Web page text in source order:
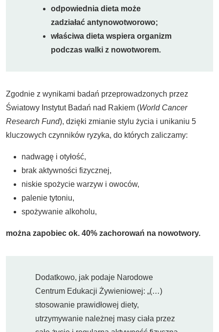
odpowiednia dieta może
zadziałać antynowotworowo;
właściwa dieta wspiera organizm
podczas walki z nowotworem.
Zgodnie z wynikami badań przeprowadzonych przez
Światowy Instytut Badań nad Rakiem (World Cancer
Research Fund), dzięki zmianie stylu życia i unikaniu 5
kluczowych czynników ryzyka, do których zaliczamy:
nadwagę i otyłość,
brak aktywności fizycznej,
niskie spożycie warzyw i owoców,
palenie tytoniu,
spożywanie alkoholu,
można zapobiec ok. 40% zachorowań na nowotwory.
Dodatkowo, jak podaje Narodowe
Centrum Edukacji Żywieniowej: „(…)
stosowanie prawidłowej diety,
utrzymywanie należnej masy ciała przez